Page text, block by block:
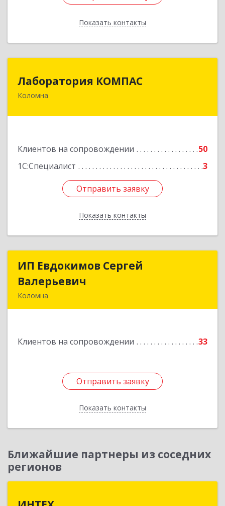
Показать контакты
Назад
Лаборатория КОМПАС
Коломна
Клиентов на сопровождении
50
1С:Специалист
3
Отправить заявку
Показать контакты
140415, Московская обл, Коломна г, Л.Толстого
Отправить заявку
Назад
ИП Евдокимов Сергей
Валерьевич
Коломна
Клиентов на сопровождении 33
Отправить заявку
Показать контакты
ИП Евдокимов Сергей
Подробнее
Отправить заявку
Назад
Ближайшие партнеры из соседних
регионов